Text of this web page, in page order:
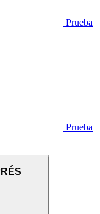
Prueba
Prueba